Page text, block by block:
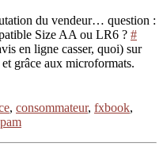
du vendeur… question :
Size AA ou LR6 ? #
en ligne casser, quoi) sur
grâce aux microformats.
, consommateur, fxbook,